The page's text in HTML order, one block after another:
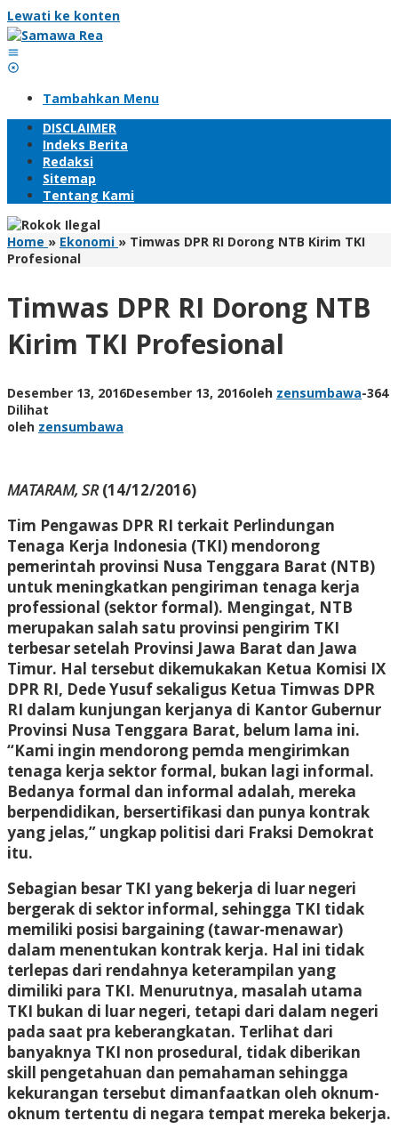
Lewati ke konten
Tambahkan Menu
DISCLAIMER
Indeks Berita
Redaksi
Sitemap
Tentang Kami
Home » Ekonomi » Timwas DPR RI Dorong NTB Kirim TKI
Profesional
Timwas DPR RI Dorong NTB
Kirim TKI Profesional
Desember 13, 2016Desember 13, 2016oleh zensumbawa-364
Dilihat
oleh zensumbawa
MATARAM, SR(14/12/2016)
Tim Pengawas DPR RI terkait Perlindungan
Tenaga Kerja Indonesia (TKI) mendorong
pemerintah provinsi Nusa Tenggara Barat (NTB)
untuk meningkatkan pengiriman tenaga kerja
professional (sektor formal). Mengingat, NTB
merupakan salah satu provinsi pengirim TKI
terbesar setelah Provinsi Jawa Barat dan Jawa
Timur. Hal tersebut dikemukakan Ketua Komisi IX
DPR RI, Dede Yusuf sekaligus Ketua Timwas DPR
RI dalam kunjungan kerjanya di Kantor Gubernur
Provinsi Nusa Tenggara Barat, belum lama ini.
“Kami ingin mendorong pemda mengirimkan
tenaga kerja sektor formal, bukan lagi informal.
Bedanya formal dan informal adalah, mereka
berpendidikan, bersertifikasi dan punya kontrak
yang jelas,” ungkap politisi dari Fraksi Demokrat
itu.
Sebagian besar TKI yang bekerja di luar negeri
bergerak di sektor informal, sehingga TKI tidak
memiliki posisi bargaining (tawar-menawar)
dalam menentukan kontrak kerja. Hal ini tidak
terlepas dari rendahnya keterampilan yang
dimiliki para TKI. Menurutnya, masalah utama
TKI bukan di luar negeri, tetapi dari dalam negeri
pada saat pra keberangkatan. Terlihat dari
banyaknya TKI non prosedural, tidak diberikan
skill pengetahuan dan pemahaman sehingga
kekurangan tersebut dimanfaatkan oleh oknum-
oknum tertentu di negara tempat mereka bekerja.